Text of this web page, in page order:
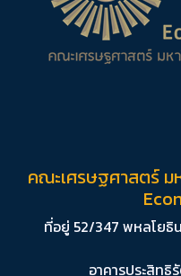
คณะเศรษฐศาสตร์
ที่อยู่ 52/347 พหลโยธิ
อาคารประสิทธิ